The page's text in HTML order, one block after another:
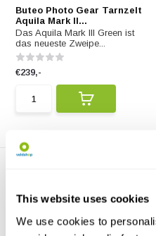
This website uses cookies
We use cookies to
Buteo Photo Gear Tarnzelt
Aquila Mark II...
Das Aquila Mark III Green ist
das neueste Zweipe...
€239,-